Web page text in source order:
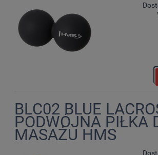
BLC02 BLUE
PODWÓJNA PIŁKA
MASAŻU HMS